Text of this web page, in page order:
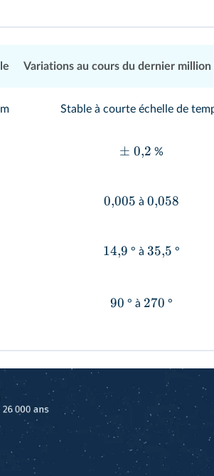
Variations au cours du dernier million
Stable à courte échelle de
± 0,2 %
0,005 à 0,058
14,9 ° à 35,5 °
90 ° à 270 °